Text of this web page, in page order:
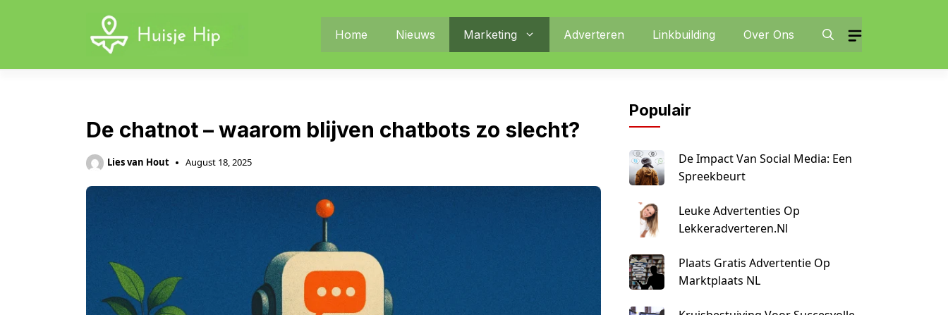
Home Nieuws Marketing Adverteren Linkbuilding Over Ons
De chatnot – waarom blijven chatbots zo slecht?
Lies van Hout August 18, 2025
Populair
De Impact Van Social Media: Een
Spreekbeurt
Leuke Advertenties Op
Lekkeradverteren.nl
Plaats Gratis Advertentie Op
Marktplaats NL